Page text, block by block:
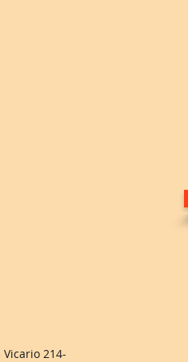
214-